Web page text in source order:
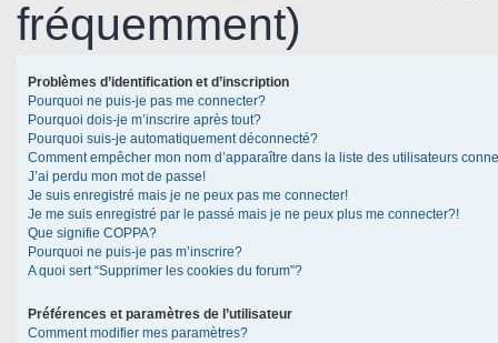
fréquemment)
Problèmes d’identification et d’inscription
Pourquoi ne puis-je pas me connecter?
Pourquoi dois-je m’inscrire après tout?
Pourquoi suis-je automatiquement déconnecté?
Comment empêcher mon nom d’apparaître dans la liste des utilisateurs
J’ai perdu mon mot de passe!
Je suis enregistré mais je ne peux pas me connecter!
Je me suis enregistré par le passé mais je ne peux plus me connecter?!
Que signifie COPPA?
Pourquoi ne puis-je pas m’inscrire?
A quoi sert “Supprimer les cookies du forum”?
Préférences et paramètres de l’utilisateur
Comment modifier mes paramètres?